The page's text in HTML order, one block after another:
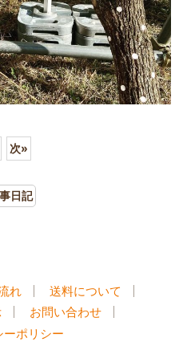
次»
日記
れ
送料について
お問い合わせ
ーポリシー